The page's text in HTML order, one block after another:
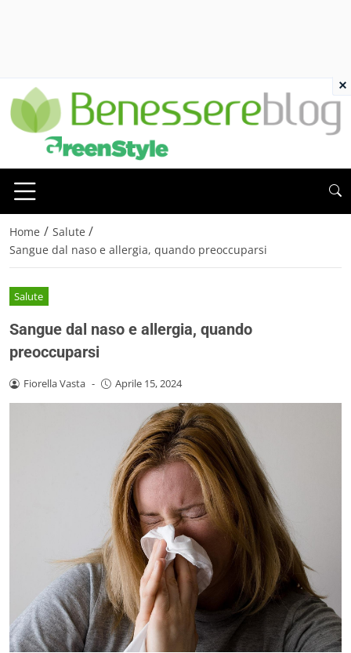
Home / Salute /
Sangue dal naso e allergia, quando preoccuparsi
Salute
Sangue dal naso e allergia, quando
preoccuparsi
Fiorella Vasta - Aprile 15, 2024
×